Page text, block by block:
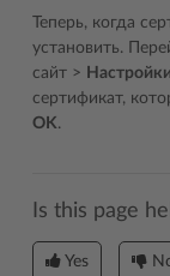
Теперь, когда
установить.
сайт >
сертификат,
OK.
Is this page
Yes